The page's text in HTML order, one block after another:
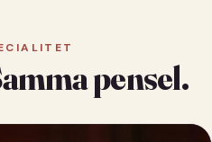
pensel.